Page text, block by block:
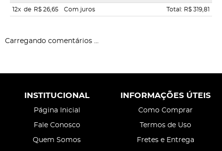
12x de R$ 26,65 Com juros Total: R$ 319,81
Carregando comentários ...
INSTITUCIONAL
Página Inicial
Fale Conosco
Quem Somos
INFORMAÇÕES ÚTEIS
Como Comprar
Termos de Uso
Fretes e Entrega